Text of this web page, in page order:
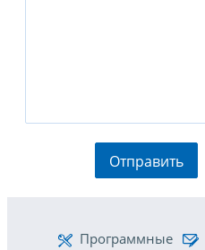
Отправить
Программные